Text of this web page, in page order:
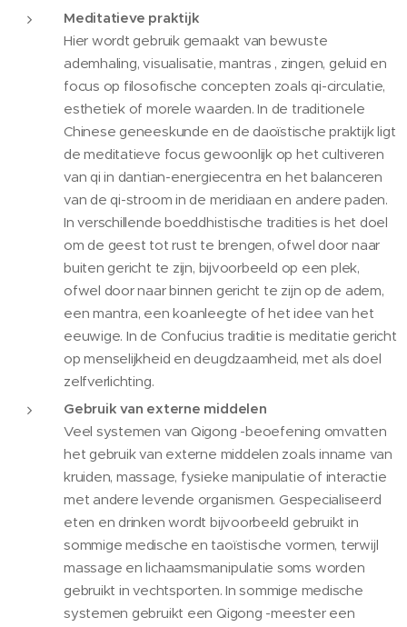
Meditatieve praktijk
Hier wordt gebruik gemaakt van bewuste
ademhaling, visualisatie, mantras , zingen, geluid en
focus op filosofische concepten zoals qi-circulatie,
esthetiek of morele waarden. In de traditionele
Chinese geneeskunde en de daoïstische praktijk ligt
de meditatieve focus gewoonlijk op het cultiveren
van qi in dantian-energiecentra en het balanceren
van de qi-stroom in de meridiaan en andere paden.
In verschillende boeddhistische tradities is het doel
om de geest tot rust te brengen, ofwel door naar
buiten gericht te zijn, bijvoorbeeld op een plek,
ofwel door naar binnen gericht te zijn op de adem,
een mantra, een koanleegte of het idee van het
eeuwige. In de Confucius traditie is meditatie gericht
op menselijkheid en deugdzaamheid, met als doel
zelfverlichting.
Gebruik van externe middelen
Veel systemen van Qigong -beoefening omvatten
het gebruik van externe middelen zoals inname van
kruiden, massage, fysieke manipulatie of interactie
met andere levende organismen. Gespecialiseerd
eten en drinken wordt bijvoorbeeld gebruikt in
sommige medische en taoïstische vormen, terwijl
massage en lichaamsmanipulatie soms worden
gebruikt in vechtsporten. In sommige medische
systemen gebruikt een Qigong -meester een